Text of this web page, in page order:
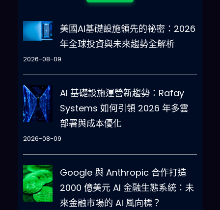
美國AI基礎設施領先的祕密：2026
年全球投資與未來趨勢全解析
2026-08-09
AI 基礎設施運營新趨勢：Rafay
Systems 如何引領 2026 年多雲
部署與成本優化
2026-08-09
Google 與 Anthropic 合作打造
2000 億美元 AI 金融生態系統：未
來金融市場的 AI 風向標？